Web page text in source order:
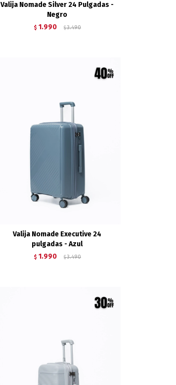
Valija Nomade Silver 24 Pulgadas -
Negro
$ 1.990 $ 3.490
Valija Nomade Executive 24
pulgadas - Azul
$ 1.990 $ 3.490